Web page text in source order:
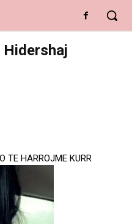
TE HARROJME KURR